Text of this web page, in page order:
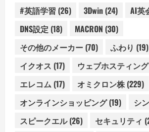
#英語学習 (26) 3Dwin (24) AI英
DNS設定 (18) MACRON (30)
その他のメーカー (70) ふわり (19)
イクオス (17) ウェブホスティング
エレコム (17) オミクロン株(229)
オンラインショッピング(19) シ
スピークエル(26) セキュリティ